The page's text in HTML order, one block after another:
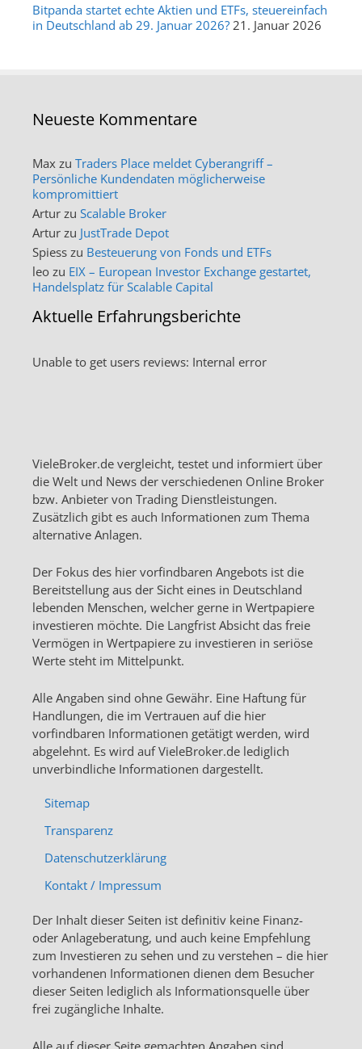
Bitpanda startet echte Aktien und ETFs, steuereinfach
in Deutschland ab 29. Januar 2026? 21. Januar 2026
Neueste Kommentare
Max zu Traders Place meldet Cyberangriff –
Persönliche Kundendaten möglicherweise
kompromittiert
Artur zu Scalable Broker
Artur zu JustTrade Depot
Spiess zu Besteuerung von Fonds und ETFs
leo zu EIX – European Investor Exchange gestartet,
Handelsplatz für Scalable Capital
Aktuelle Erfahrungsberichte
Unable to get users reviews: Internal error
VieleBroker.de vergleicht, testet und informiert über
die Welt und News der verschiedenen Online Broker
bzw. Anbieter von Trading Dienstleistungen.
Zusätzlich gibt es auch Informationen zum Thema
alternative Anlagen.
Der Fokus des hier vorfindbaren Angebots ist die
Bereitstellung aus der Sicht eines in Deutschland
lebenden Menschen, welcher gerne in Wertpapiere
investieren möchte. Die Langfrist Absicht das freie
Vermögen in Wertpapiere zu investieren in seriöse
Werte steht im Mittelpunkt.
Alle Angaben sind ohne Gewähr. Eine Haftung für
Handlungen, die im Vertrauen auf die hier
vorfindbaren Informationen getätigt werden, wird
abgelehnt. Es wird auf VieleBroker.de lediglich
unverbindliche Informationen dargestellt.
Sitemap
Transparenz
Datenschutzerklärung
Kontakt / Impressum
Der Inhalt dieser Seiten ist definitiv keine Finanz-
oder Anlageberatung, und auch keine Empfehlung
zum Investieren zu sehen und zu verstehen – die hier
vorhandenen Informationen dienen dem Besucher
dieser Seiten lediglich als Informationsquelle über
frei zugängliche Inhalte.